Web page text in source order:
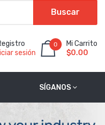
Buscar
sesión
0
Mi Carrito
$0.00
SÍGANOS